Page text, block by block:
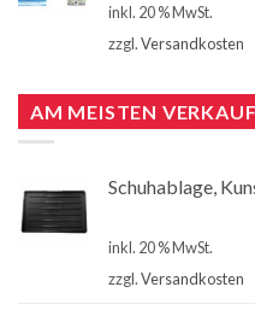
inkl. 20 % MwSt.
zzgl.Versandkosten
AM MEISTEN
Schuhablage,
inkl. 20 % MwSt.
zzgl.Versandkosten